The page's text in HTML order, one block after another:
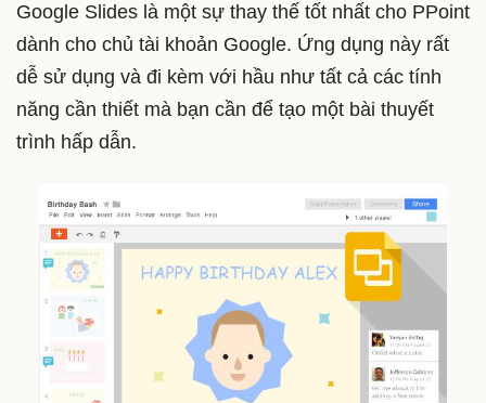
Google Slides là một sự thay thế tốt nhất cho PPoint
dành cho chủ tài khoản Google. Ứng dụng này rất
dễ sử dụng và đi kèm với hầu như tất cả các tính
năng cần thiết mà bạn cần để tạo một bài thuyết
trình hấp dẫn.